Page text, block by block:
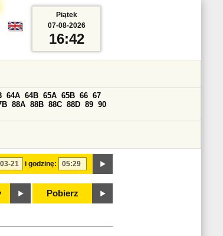
i godzinę:
64A 64B 65A 65B 66 67
88A 88B 88C 88D 89 90
Pobierz
Piątek
07-08-2026
16:42